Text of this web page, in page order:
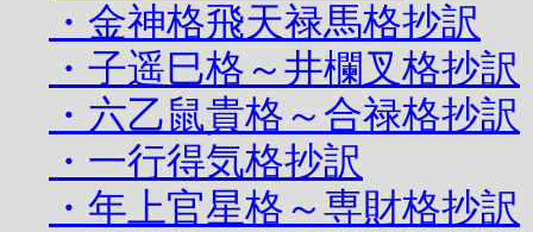
・金神格飛天禄馬格抄訳
・子遥巳格～井欄叉格抄訳
・六乙鼠貴格～合禄格抄訳
・一行得気格抄訳
・年上官星格～専財格抄訳